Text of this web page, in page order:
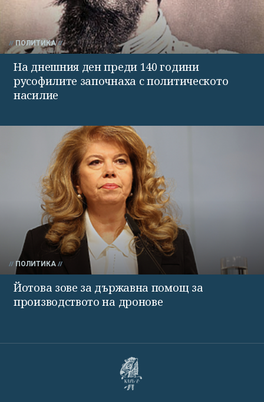
ПОЛИТИКА
На днешния ден преди 140 години
русофилите започнаха с политическото
насилие
ПОЛИТИКА
Йотова зове за държавна помощ за
производството на дронове